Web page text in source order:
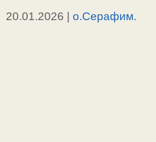
20.01.2026 | о.Серафим.